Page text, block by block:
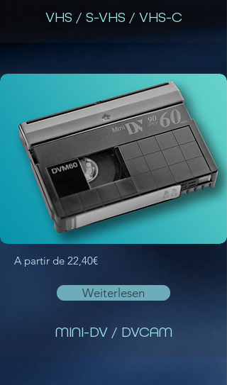
VHS / S-VHS / VHS-C
A partir de 22,40€
Weiterlesen
MINI-DV / DVCAM